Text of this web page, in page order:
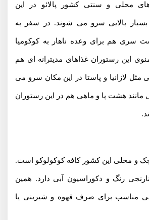
محلی و سنتی کشور پالائو در این
بسیار بالایی سرو می شوند. در سفر به
سری هم برای وعده ناهار به کوکومیا
منوی این رستوران غذاهای مدیترانه ای هم
مثل لازانیا و پاستا در این مکان سرو می
مانند هشت پا و ماهی هم در این رستوران
و محلی این کشور کافه کوکولوکو است.
نارنجی رنگ و دکوراسیون آبی دارد. همین
مناسب برای صرف قهوه و شیرینی یا